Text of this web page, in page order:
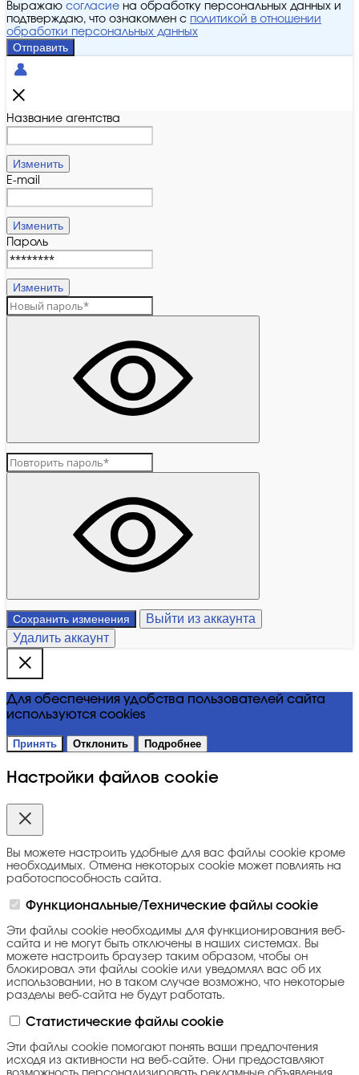
Выражаю согласие на обработку персональных данных и
подтверждаю, что ознакомлен с политикой в отношении
обработки персональных данных
Отправить
Название агентства
Изменить
E-mail
Изменить
Пароль
Изменить
Сохранить изменения
Выйти из аккаунта
Удалить аккаунт
Для обеспечения удобства пользователей сайта
используются cookies
Принять Отклонить Подробнее
Настройки файлов cookie
Вы можете настроить удобные для вас файлы cookie кроме
необходимых. Отмена некоторых cookie может повлиять на
работоспособность сайта.
Функциональные/Технические файлы cookie
Эти файлы cookie необходимы для функционирования веб-
сайта и не могут быть отключены в наших системах. Вы
можете настроить браузер таким образом, чтобы он
блокировал эти файлы cookie или уведомлял вас об их
использовании, но в таком случае возможно, что некоторые
разделы веб-сайта не будут работать.
Статистические файлы cookie
Эти файлы cookie помогают понять ваши предпочтения
исходя из активности на веб-сайте. Они предоставляют